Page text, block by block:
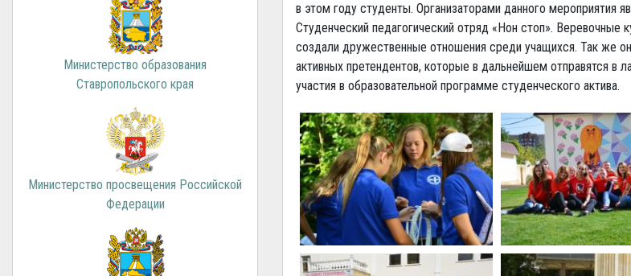
Министерство образования
Ставропольского края
Министерство просвещения Российской
Федерации
в этом году студенты. Организаторами данного мероприятия
Студенческий педагогический отряд «Нон стоп». Веревочные
создали дружественные отношения среди учащихся. Так же
активных претендентов, которые в дальнейшем отправятся в
участия в образовательной программе студенческого актива.